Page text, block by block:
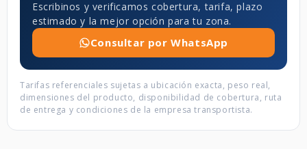
Escribinos y verificamos cobertura, tarifa, plazo
estimado y la mejor opción para tu zona.
Consultar por WhatsApp
Tarifas referenciales sujetas a ubicación exacta, peso real,
dimensiones del producto, disponibilidad de cobertura, ruta
de entrega y condiciones de la empresa transportista.